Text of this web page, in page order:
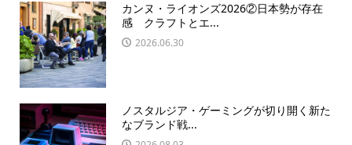
カンヌ・ライオンズ2026②日本勢が存在
感 クラフトとエ...
2026.06.30
ノスタルジア・ゲーミングが切り開く新た
なブランド戦...